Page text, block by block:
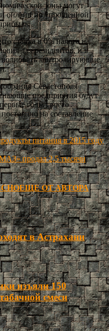
зоны могут
онлайн по упрощенной
ставка в 0% налога на
для резидентов, и в
контролирующие
Севастополя
предприятия будут
годы своего
на составление
питания в 2015 году
продал 2,5 тысячи
ЕЩЕ ОТ АВТОРА
в Астрахани
изъяли 150
смеси